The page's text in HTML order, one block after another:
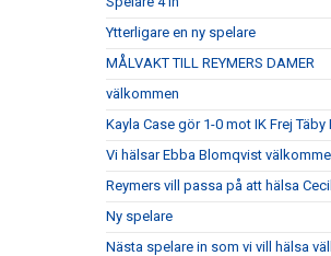
Ytterligare en ny spelare
MÅLVAKT TILL REYMERS DAMER
välkommen
Kayla Case gör 1-0 mot IK Frej Täby
Vi hälsar Ebba Blomqvist
Reymers vill passa på att hälsa
Ny spelare
Nästa spelare in som vi vill hälsa